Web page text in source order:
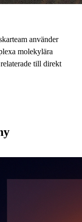
använder
molekylära
till direkt